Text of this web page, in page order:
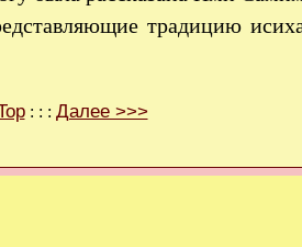
традицию
: : : Далее >>>